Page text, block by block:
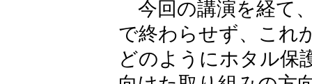
今回の講演を経て
で終わらせず、これ
どのようにホタル保